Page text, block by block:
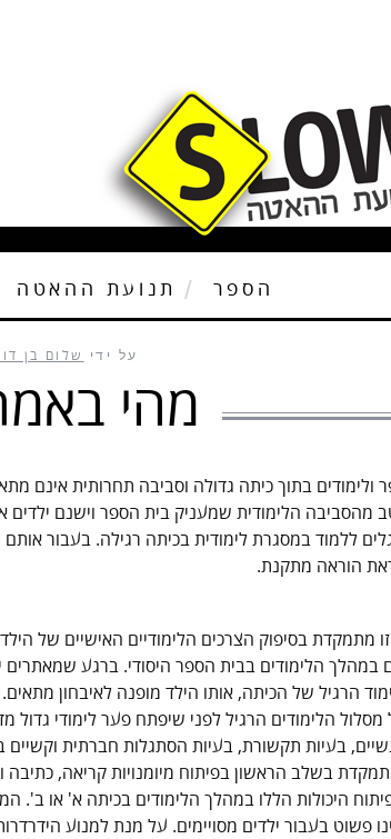
הספר תנועת ההאטה
על ידי שלום בן
מהי
ולימודים בתוך כיתה גדולה וסביבה תחרותית אינם
מהסביבה הלימודית שמעניק בית הספר וישנם
ללמוד במסגרת לימודית בכיתה רגילה. בעבור
הוראה מתקנת.
מתמקדת בסיפוק הצרכים הלימודיים האישיים של
במהלך הלימודים בבית הספר היסודי. ברגע שמאתרים
הרגיל של הכיתה, אותו הילד מופנה לאיבחון
הלימודים הרגיל לפני שיפתח פער לימודי גדול
בעיות תקשורת, בעיות הסתגלות חברתית וקשיים
בשלב הראשון בפיתוח מיומנויות קריאה, כתיבה
היכולות הללו במהלך הלימודים בכיתה א' או ב'.
פשוט בעבור ילדים מסויימים. על מנת למנוע